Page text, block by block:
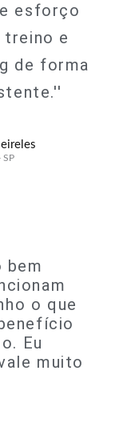
esforço
treino e
de forma
SP
bem
o que
Eu
muito